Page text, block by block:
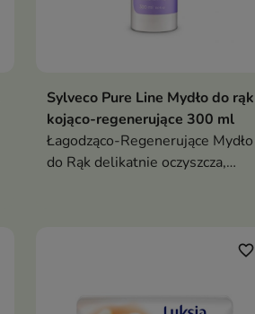
Sylveco Pure Line Mydło do rąk
kojąco-regenerujące 300 ml
Łagodząco-Regenerujące Mydło
do Rąk delikatnie oczyszcza,
favorite_border